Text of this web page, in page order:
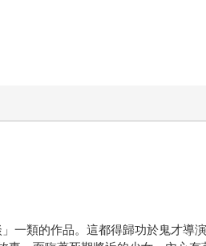
類的作品。這都得歸功於鬼才導